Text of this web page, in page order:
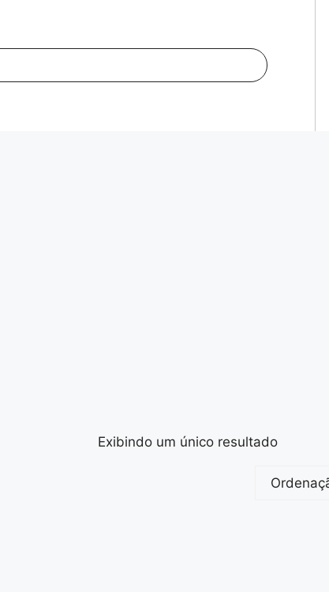
Exibindo um único resultado